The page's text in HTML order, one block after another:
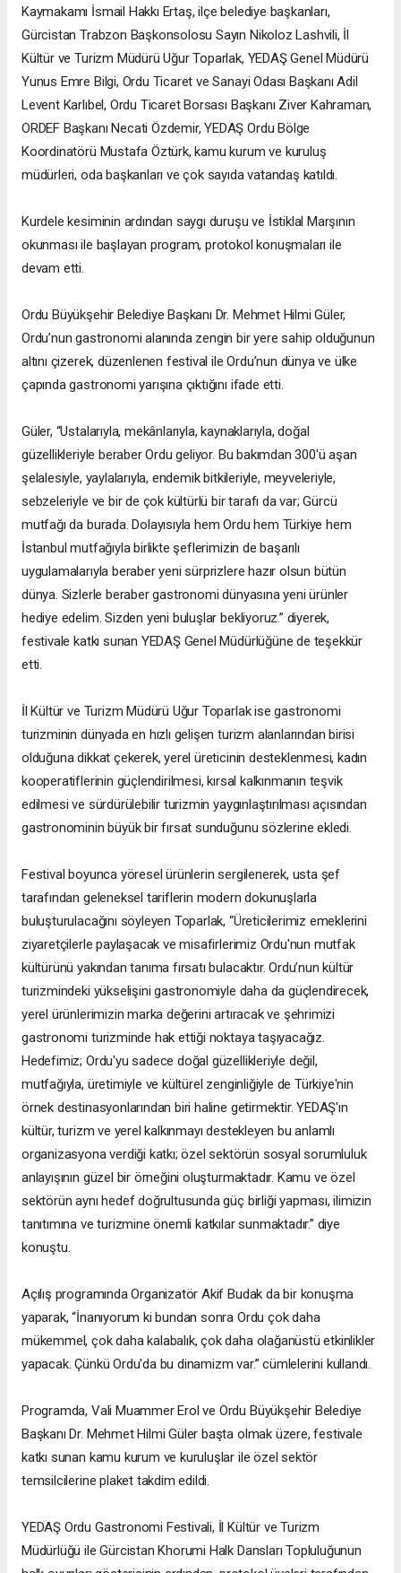
Kaymakamı İsmail Hakkı Ertaş, ilçe belediye başkanları,
Gürcistan Trabzon Başkonsolosu Sayın Nikoloz Lashvili, İl
Kültür ve Turizm Müdürü Uğur Toparlak, YEDAŞ Genel Müdürü
Yunus Emre Bilgi, Ordu Ticaret ve Sanayi Odası Başkanı Adil
Levent Karlıbel, Ordu Ticaret Borsası Başkanı Ziver Kahraman,
ORDEF Başkanı Necati Özdemir, YEDAŞ Ordu Bölge
Koordinatörü Mustafa Öztürk, kamu kurum ve kuruluş
müdürleri, oda başkanları ve çok sayıda vatandaş katıldı.
Kurdele kesiminin ardından saygı duruşu ve İstiklal Marşının
okunması ile başlayan program, protokol konuşmaları ile
devam etti.
Ordu Büyükşehir Belediye Başkanı Dr. Mehmet Hilmi Güler,
Ordu’nun gastronomi alanında zengin bir yere sahip olduğunun
altını çizerek, düzenlenen festival ile Ordu’nun dünya ve ülke
çapında gastronomi yarışına çıktığını ifade etti.
Güler, “Ustalarıyla, mekânlarıyla, kaynaklarıyla, doğal
güzellikleriyle beraber Ordu geliyor. Bu bakımdan 300'ü aşan
şelalesiyle, yaylalarıyla, endemik bitkileriyle, meyveleriyle,
sebzeleriyle ve bir de çok kültürlü bir tarafı da var; Gürcü
mutfağı da burada. Dolayısıyla hem Ordu hem Türkiye hem
İstanbul mutfağıyla birlikte şeflerimizin de başarılı
uygulamalarıyla beraber yeni sürprizlere hazır olsun bütün
dünya. Sizlerle beraber gastronomi dünyasına yeni ürünler
hediye edelim. Sizden yeni buluşlar bekliyoruz.” diyerek,
festivale katkı sunan YEDAŞ Genel Müdürlüğüne de teşekkür
etti.
İl Kültür ve Turizm Müdürü Uğur Toparlak ise gastronomi
turizminin dünyada en hızlı gelişen turizm alanlarından birisi
olduğuna dikkat çekerek, yerel üreticinin desteklenmesi, kadın
kooperatiflerinin güçlendirilmesi, kırsal kalkınmanın teşvik
edilmesi ve sürdürülebilir turizmin yaygınlaştırılması açısından
gastronominin büyük bir fırsat sunduğunu sözlerine ekledi.
Festival boyunca yöresel ürünlerin sergilenerek, usta şef
tarafından geleneksel tariflerin modern dokunuşlarla
buluşturulacağını söyleyen Toparlak, “Üreticilerimiz emeklerini
ziyaretçilerle paylaşacak ve misafirlerimiz Ordu'nun mutfak
kültürünü yakından tanıma fırsatı bulacaktır. Ordu’nun kültür
turizmindeki yükselişini gastronomiyle daha da güçlendirecek,
yerel ürünlerimizin marka değerini artıracak ve şehrimizi
gastronomi turizminde hak ettiği noktaya taşıyacağız.
Hedefimiz; Ordu'yu sadece doğal güzellikleriyle değil,
mutfağıyla, üretimiyle ve kültürel zenginliğiyle de Türkiye'nin
örnek destinasyonlarından biri haline getirmektir. YEDAŞ'ın
kültür, turizm ve yerel kalkınmayı destekleyen bu anlamlı
organizasyona verdiği katkı; özel sektörün sosyal sorumluluk
anlayışının güzel bir örneğini oluşturmaktadır. Kamu ve özel
sektörün aynı hedef doğrultusunda güç birliği yapması, ilimizin
tanıtımına ve turizmine önemli katkılar sunmaktadır.” diye
konuştu.
Açılış programında Organizatör Akif Budak da bir konuşma
yaparak, “İnanıyorum ki bundan sonra Ordu çok daha
mükemmel, çok daha kalabalık, çok daha olağanüstü etkinlikler
yapacak. Çünkü Ordu'da bu dinamizm var.” cümlelerini kullandı.
Programda, Vali Muammer Erol ve Ordu Büyükşehir Belediye
Başkanı Dr. Mehmet Hilmi Güler başta olmak üzere, festivale
katkı sunan kamu kurum ve kuruluşlar ile özel sektör
temsilcilerine plaket takdim edildi.
YEDAŞ Ordu Gastronomi Festivali, İl Kültür ve Turizm
Müdürlüğü ile Gürcistan Khorumi Halk Dansları Topluluğunun